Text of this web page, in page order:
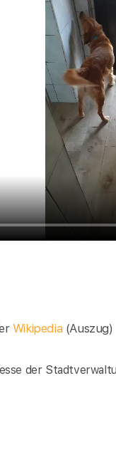
Wikipedia (Auszug)
der